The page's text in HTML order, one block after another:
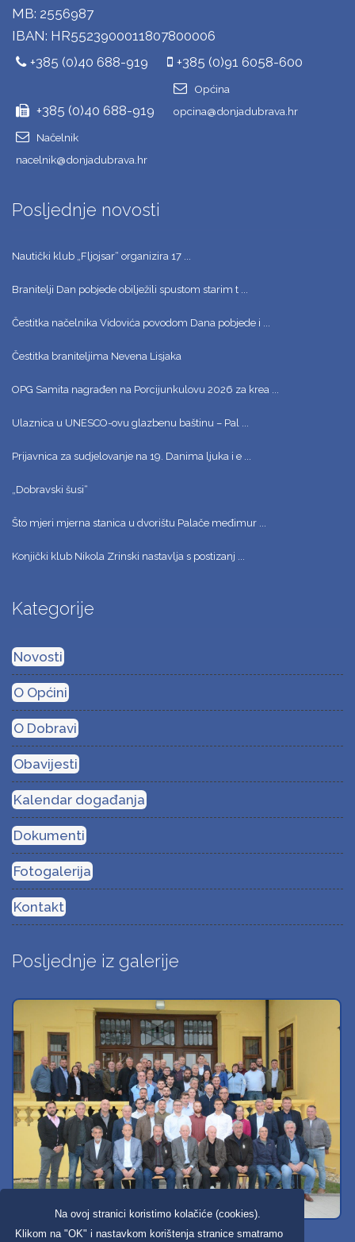
Na ovoj stranici koristimo kolačiće (cookies).
Klikom na "OK" i nastavkom korištenja stranice smatramo
MB: 2556987
IBAN: HR5523900011807800006
+385 (0)40 688-919
+385 (0)91 6058-600
+385 (0)40 688-919
Općina
opcina@donjadubrava.hr
Načelnik
nacelnik@donjadubrava.hr
Posljednje novosti
Nautički klub „Fljojsar“ organizira 17 ...
Branitelji Dan pobjede obilježili spustom starim t ...
Čestitka načelnika Vidovića povodom Dana pobjede i ...
Čestitka braniteljima Nevena Lisjaka
OPG Samita nagrađen na Porcijunkulovu 2026 za krea ...
Ulaznica u UNESCO-ovu glazbenu baštinu – Pal ...
Prijavnica za sudjelovanje na 19. Danima ljuka i e ...
„Dobravski šusi“
Što mjeri mjerna stanica u dvorištu Palače međimur ...
Konjički klub Nikola Zrinski nastavlja s postizanj ...
Kategorije
Novosti
O Općini
O Dobravi
Obavijesti
Kalendar događanja
Dokumenti
Fotogalerija
Kontakt
Posljednje iz galerije
Svi dobravski košarkaši